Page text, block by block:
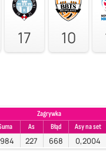
17 10
Zagrywka
As Błąd Asy na set
227 668 0,2004